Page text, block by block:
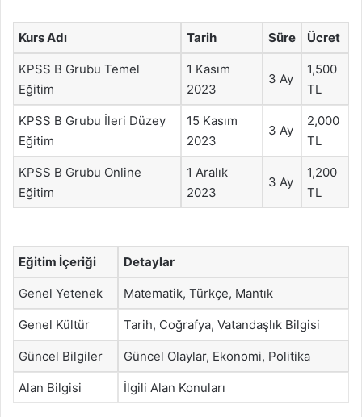
Kurs Adı Tarih Süre Ücret
KPSS B Grubu Temel
Eğitim
1 Kasım
2023
3 Ay
1,500
TL
KPSS B Grubu İleri Düzey
Eğitim
15 Kasım
2023
3 Ay
2,000
TL
KPSS B Grubu Online
Eğitim
1 Aralık
2023
3 Ay
1,200
TL
Eğitim İçeriği Detaylar
Genel Yetenek Matematik, Türkçe, Mantık
Genel Kültür Tarih, Coğrafya, Vatandaşlık Bilgisi
Güncel Bilgiler Güncel Olaylar, Ekonomi, Politika
Alan Bilgisi İlgili Alan Konuları